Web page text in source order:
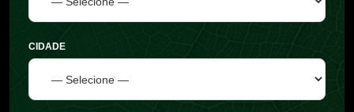
CIDADE